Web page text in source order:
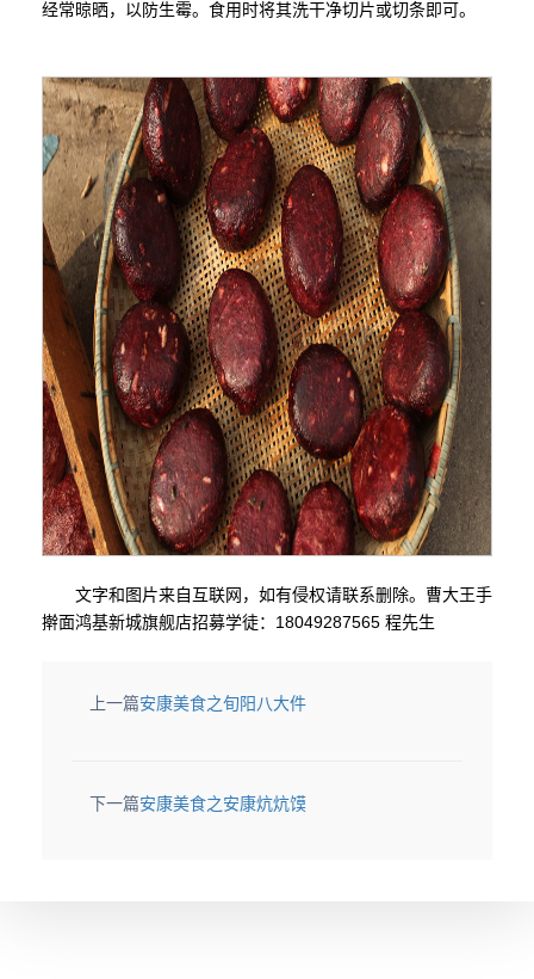
经常晾晒，以防生霉。食用时将其洗干净切片或切条即可。
文字和图片来自互联网，如有侵权请联系删除。曹大王手
擀面鸿基新城旗舰店招募学徒：18049287565 程先生
上一篇安康美食之旬阳八大件
下一篇安康美食之安康炕炕馍